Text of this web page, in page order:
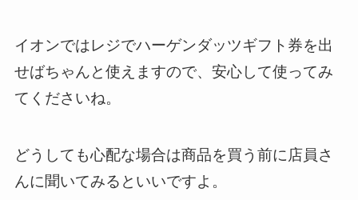
イオンではレジでハーゲンダッツギフト券を出
せばちゃんと使えますので、安心して使ってみ
てくださいね。
どうしても心配な場合は商品を買う前に店員さ
んに聞いてみるといいですよ。